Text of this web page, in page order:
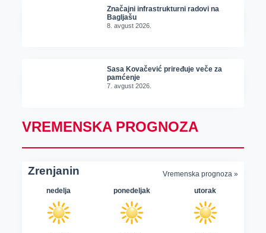
Značajni infrastrukturni radovi na
Bagljašu
8. avgust 2026.
Sasa Kovačević priređuje veče za
pamćenje
7. avgust 2026.
VREMENSKA PROGNOZA